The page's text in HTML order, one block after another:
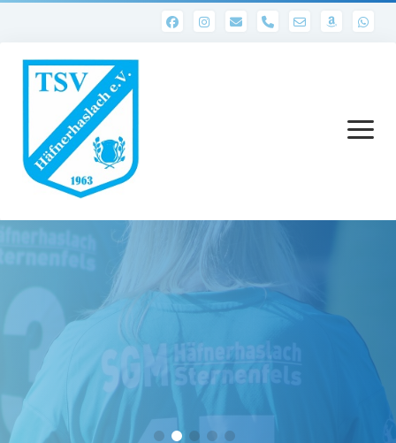
phone
Menü
öffnen
1. Mannschaft
Ergebnisse 1. Mannschaft
Tabelle 1.Mannschaft
Spielerstatistik 1. Mannschaft